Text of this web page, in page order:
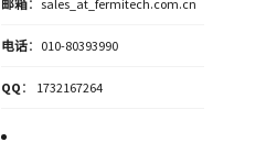
邮箱：sales_at_fermitech.com.cn
电话：010-80393990
QQ ： 1732167264